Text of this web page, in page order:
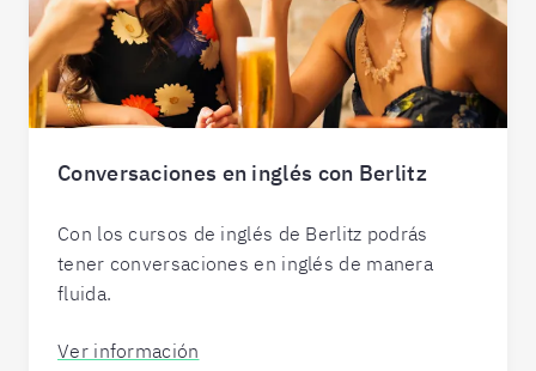
Conversaciones en inglés con Berlitz
Con los cursos de inglés de Berlitz podrás
tener conversaciones en inglés de manera
fluida.
Ver información